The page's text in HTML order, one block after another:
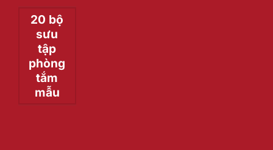
20 bộ
sưu
tập
phòng
tắm
mẫu